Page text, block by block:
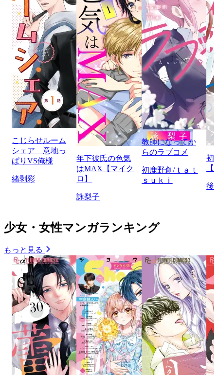
こじらせルーム
シェア 意地っ
ぱりVS俺様
緒剥彩
年下彼氏の色気
はMAX【マイク
ロ】
詠梨子
教師になってか
らのラブコメ
初鹿野創/ｔａｔ
ｓｕｋｉ
初
後
少女・女性マンガランキング
もっと見る